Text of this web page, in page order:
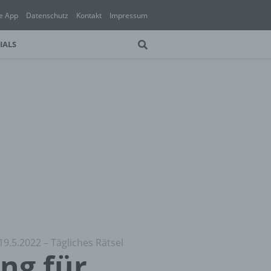
App Datenschutz Kontakt Impressum
– Tägliches Rätsel